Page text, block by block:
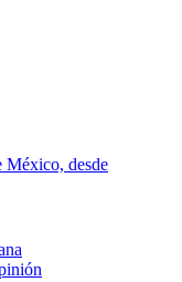
México, desde